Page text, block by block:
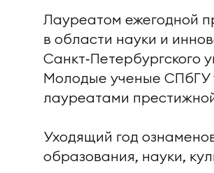
Лауреатом ежегодной
в области науки и
Санкт‑Петербургского
Молодые ученые СПбГУ
лауреатами
Уходящий год
образования, науки,